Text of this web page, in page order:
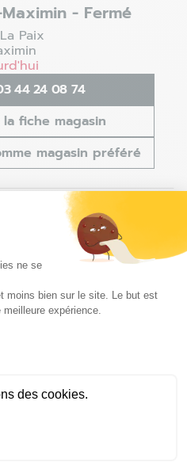
du
ne se
moins bien sur le site. Le but est
expérience.
des cookies.
- Fermé
Paix
44 24 08 74
la fiche magasin
magasin préféré
Mon Beau Buchelay
01 30 94 18 21
magasin préféré
- Fermé